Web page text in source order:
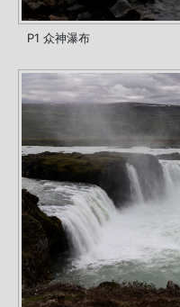
P1 众神瀑布